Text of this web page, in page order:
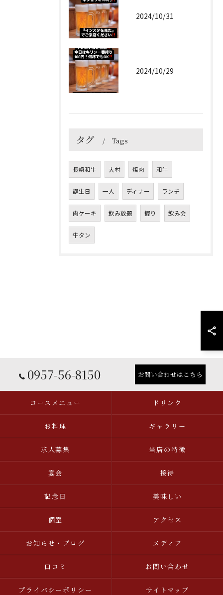
2024/10/31
2024/10/29
タグ Tags
長崎和牛 大村 焼肉 和牛
誕生日 一人 ディナー ランチ
肉ケーキ 飲み放題 握り 飲み会
牛タン
0957-56-8150 お問い合わせはこちら
コースメニュー ドリンク
お料理 ギャラリー
求人募集 当店の特徴
宴会 接待
記念日 美味しい
個室 アクセス
お知らせ・ブログ メディア
口コミ お問い合わせ
プライバシーポリシー サイトマップ